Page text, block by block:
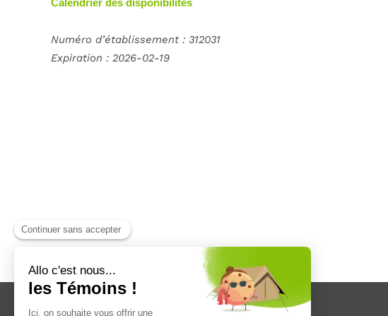
Calendrier des disponibilités
Numéro d’établissement : 312031
Expiration : 2026-02-19